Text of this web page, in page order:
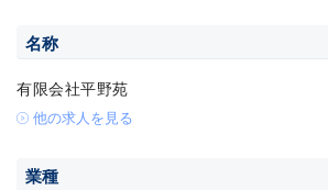
名称
有限会社平野苑
他の求人を見る
業種